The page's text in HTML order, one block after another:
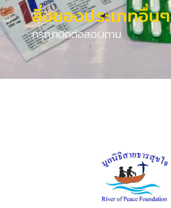
สิ่งของประเภทอื่นๆ
กรุณาติดต่อสอบถาม